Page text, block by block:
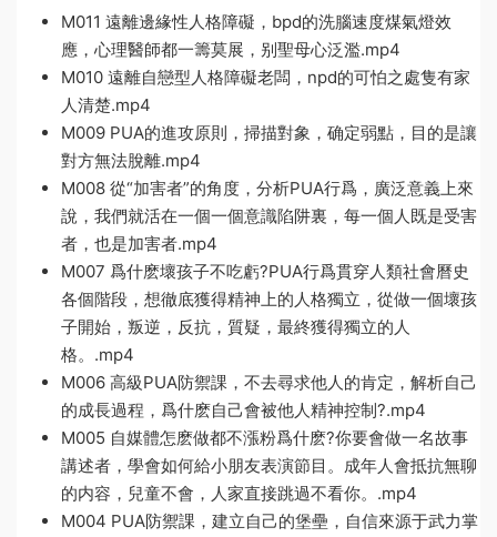
M011 遠離邊緣性人格障礙，bpd的洗腦速度煤氣燈效
應，心理醫師都一籌莫展，别聖母心泛濫.mp4
M010 遠離自戀型人格障礙老闆，npd的可怕之處隻有家
人清楚.mp4
M009 PUA的進攻原則，掃描對象，确定弱點，目的是讓
對方無法脫離.mp4
M008 從“加害者”的角度，分析PUA行爲，廣泛意義上來
說，我們就活在一個一個意識陷阱裏，每一個人既是受害
者，也是加害者.mp4
M007 爲什麽壞孩子不吃虧?PUA行爲貫穿人類社會曆史
各個階段，想徹底獲得精神上的人格獨立，從做一個壞孩
子開始，叛逆，反抗，質疑，最終獲得獨立的人
格。.mp4
M006 高級PUA防禦課，不去尋求他人的肯定，解析自己
的成長過程，爲什麽自己會被他人精神控制?.mp4
M005 自媒體怎麽做都不漲粉爲什麽?你要會做一名故事
講述者，學會如何給小朋友表演節目。成年人會抵抗無聊
的内容，兒童不會，人家直接跳過不看你。.mp4
M004 PUA防禦課，建立自己的堡壘，自信來源于武力掌